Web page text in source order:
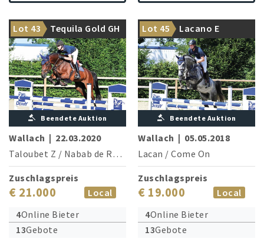
Lot 43 Tequila Gold GH
International gezogener
Nachwuchsathlet
Beendete Auktion
Wallach | 22.03.2020
Taloubet Z / Nabab de Reve
Zuschlagspreis
€ 21.000
Local
4Online Bieter
13Gebote
Lot 45 Lacano E
Noten bis 8,8 aus einer der
besten Springfamilien der
Welt
Beendete Auktion
Wallach | 05.05.2018
Lacan / Come On
Zuschlagspreis
€ 19.000
Local
4Online Bieter
13Gebote